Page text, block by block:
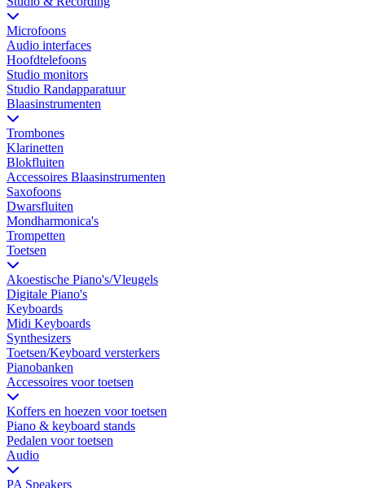
Microfoons
Audio interfaces
Hoofdtelefoons
Studio monitors
Studio Randapparatuur
Blaasinstrumenten
Trombones
Klarinetten
Blokfluiten
Accessoires Blaasinstrumenten
Saxofoons
Dwarsfluiten
Mondharmonica's
Trompetten
Toetsen
Akoestische Piano's/Vleugels
Digitale Piano's
Keyboards
Midi Keyboards
Synthesizers
Toetsen/Keyboard versterkers
Pianobanken
Accessoires voor toetsen
Koffers en hoezen voor toetsen
Piano & keyboard stands
Pedalen voor toetsen
Audio
PA Speakers